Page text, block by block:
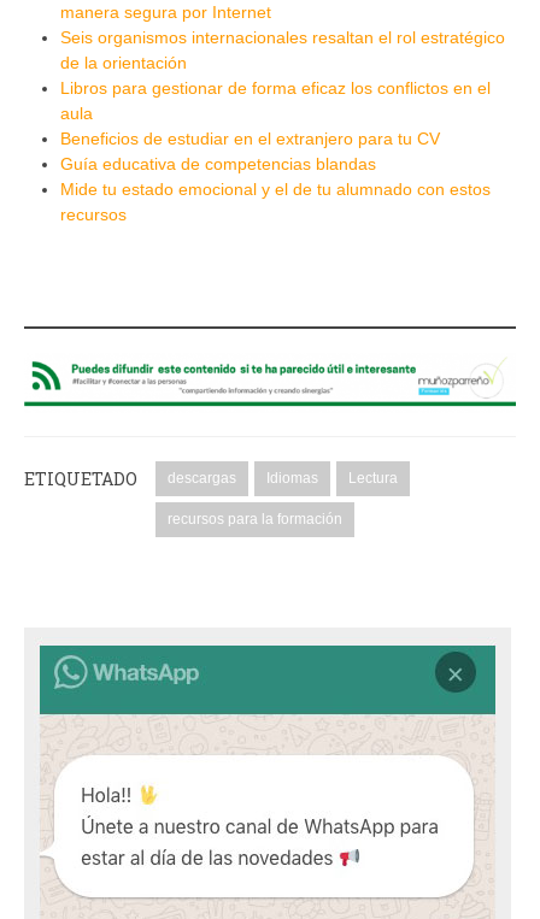
manera segura por Internet
Seis organismos internacionales resaltan el rol estratégico
de la orientación
Libros para gestionar de forma eficaz los conflictos en el
aula
Beneficios de estudiar en el extranjero para tu CV
Guía educativa de competencias blandas
Mide tu estado emocional y el de tu alumnado con estos
recursos
ETIQUETADO descargas Idiomas Lectura
recursos para la formación